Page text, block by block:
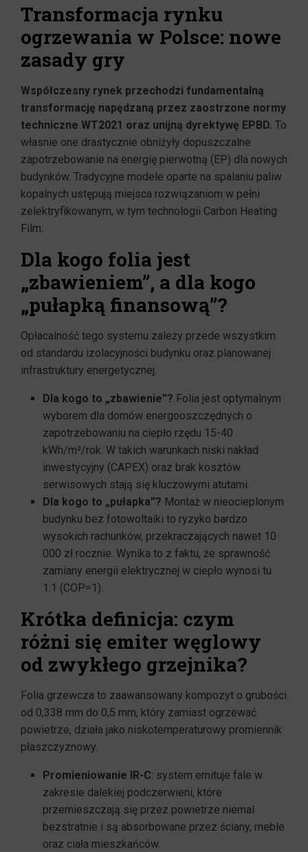
Transformacja rynku
ogrzewania w Polsce: nowe
zasady gry
Współczesny rynek przechodzi fundamentalną
transformację napędzaną przez zaostrzone normy
techniczne WT2021 oraz unijną dyrektywę EPBD. To
własnie one drastycznie obniżyły dopuszczalne
zapotrzebowanie na energię pierwotną (EP) dla nowych
budynków. Tradycyjne modele oparte na spalaniu paliw
kopalnych ustępują miejsca rozwiązaniom w pełni
zelektryfikowanym, w tym technologii Carbon Heating
Film.
Dla kogo folia jest
„zbawieniem”, a dla kogo
„pułapką finansową”?
Opłacalność tego systemu zależy przede wszystkim
od standardu izolacyjności budynku oraz planowanej
infrastruktury energetycznej.
Dla kogo to „zbawienie”? Folia jest optymalnym
wyborem dla domów energooszczędnych o
zapotrzebowaniu na ciepło rzędu 15-40
kWh/m²/rok. W takich warunkach niski nakład
inwestycyjny (CAPEX) oraz brak kosztów
serwisowych stają się kluczowymi atutami.
Dla kogo to „pułapka”? Montaż w nieocieplonym
budynku bez fotowoltaiki to ryzyko bardzo
wysokich rachunków, przekraczających nawet 10
000 zł rocznie. Wynika to z faktu, że sprawność
zamiany energii elektrycznej w ciepło wynosi tu
1:1 (COP=1).
Krótka definicja: czym
różni się emiter węglowy
od zwykłego grzejnika?
Folia grzewcza to zaawansowany kompozyt o grubości
od 0,338 mm do 0,5 mm, który zamiast ogrzewać
powietrze, działa jako niskotemperaturowy promiennik
płaszczyznowy.
Promieniowanie IR-C: system emituje fale w
zakresie dalekiej podczerwieni, które
przemieszczają się przez powietrze niemal
bezstratnie i są absorbowane przez ściany, meble
oraz ciała mieszkańców.